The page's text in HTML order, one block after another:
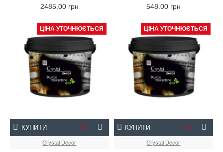
2485.00 грн 548.00 грн
ЦІНА УТОЧНЮЄТЬСЯ
Crystal Decor
КУПИТИ
ЦІНА УТОЧНЮЄТЬСЯ
Crystal Decor
КУПИТИ